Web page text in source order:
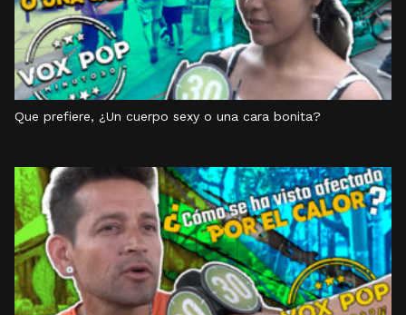
Que prefiere, ¿Un cuerpo sexy o una cara bonita?